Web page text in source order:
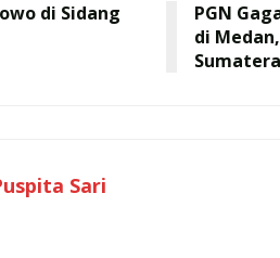
di Sidang
PGN
di
Sari